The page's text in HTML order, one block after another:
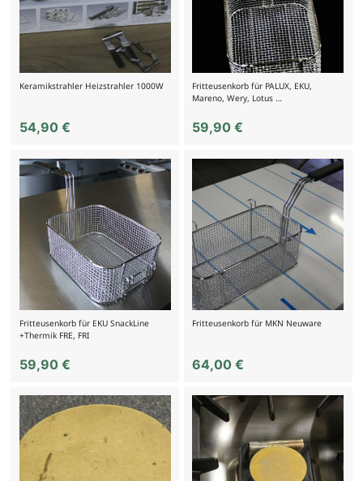
Keramikstrahler Heizstrahler 1000W
54,90 €
Fritteusenkorb für PALUX, EKU,
Mareno, Wery, Lotus …
59,90€
Fritteusenkorb für EKU SnackLine
+Thermik FRE, FRI
59,90 €
Fritteusenkorb für MKN Neuware
64,00€